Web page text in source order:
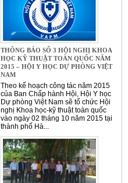
THÔNG BÁO SỐ 3 HỘI NGHỊ KHOA
HỌC KỸ THUẬT TOÀN QUỐC NĂM
2015 – HỘI Y HỌC DỰ PHÒNG VIỆT
NAM
Theo kế hoạch công tác năm 2015
của Ban Chấp hành Hội, Hội Y học
Dự phòng Việt Nam sẽ tổ chức Hội
nghị Khoa học-kỹ thuật toàn quốc
vào ngày 02 tháng 10 năm 2015 tại
thành phố Hà...